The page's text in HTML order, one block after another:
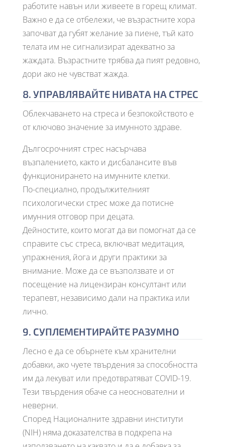
работите навън или живеете в горещ климат.
Важно е да се отбележи, че възрастните хора
започват да губят желание за пиене, тъй като
телата им не сигнализират адекватно за
жаждата. Възрастните трябва да пият редовно,
дори ако не чувстват жажда.
8. УПРАВЛЯВАЙТЕ НИВАТА НА СТРЕС
Облекчаването на стреса и безпокойството е
от ключово значение за имунното здраве.
Дългосрочният стрес насърчава
възпалението, както и дисбалансите във
функционирането на имунните клетки.
По-специално, продължителният
психологически стрес може да потисне
имунния отговор при децата.
Дейностите, които могат да ви помогнат да се
справите със стреса, включват медитация,
упражнения, йога и други практики за
внимание. Може да се възползвате и от
посещение на лицензиран консултант или
терапевт, независимо дали на практика или
лично.
9. СУПЛЕМЕНТИРАЙТЕ РАЗУМНО
Лесно е да се обърнете към хранителни
добавки, ако чуете твърдения за способността
им да лекуват или предотвратяват COVID-19.
Тези твърдения обаче са неоснователни и
неверни.
Според Националните здравни институти
(NIH) няма доказателства в подкрепа на